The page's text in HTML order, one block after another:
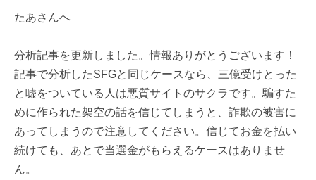
たあさんへ
分析記事を更新しました。情報ありがとうございます！
記事で分析したSFGと同じケースなら、三億受けとった
と嘘をついている人は悪質サイトのサクラです。騙すた
めに作られた架空の話を信じてしまうと、詐欺の被害に
あってしまうので注意してください。信じてお金を払い
続けても、あとで当選金がもらえるケースはありませ
ん。